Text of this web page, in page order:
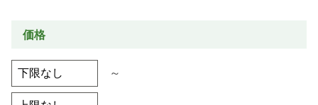
価格
～